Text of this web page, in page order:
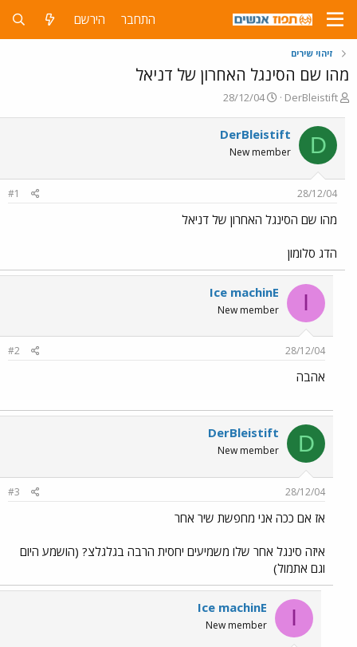
התחבר הירשם
זיהוי שירים
מהו שם הסינגל האחרון של דניאל
פ
ח
ה
ו
ש
DerBleistift
פ
ס
ם
ת
28/12/04
D
DerBleistift
New member
28/12/04
#1
מהו שם הסינגל האחרון של דניאל
הדג סלומון
I
Ice machinE
New member
28/12/04
#2
אהבה
D
DerBleistift
New member
28/12/04
#3
אז אם ככה אני מחפשת שיר אחר
איזה סינגל אחר שלו משמיעים יחסית הרבה בגלגלצ? (הושמע היום
וגם אתמול)
I
Ice machinE
New member